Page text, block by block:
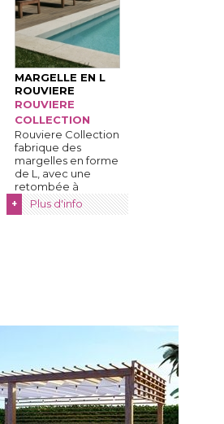
MARGELLE EN L
ROUVIERE
ROUVIERE
COLLECTION
Rouviere Collection
fabrique des
margelles en forme
de L, avec une
retombée à
l'intérieur du ...
+ Plus d'info